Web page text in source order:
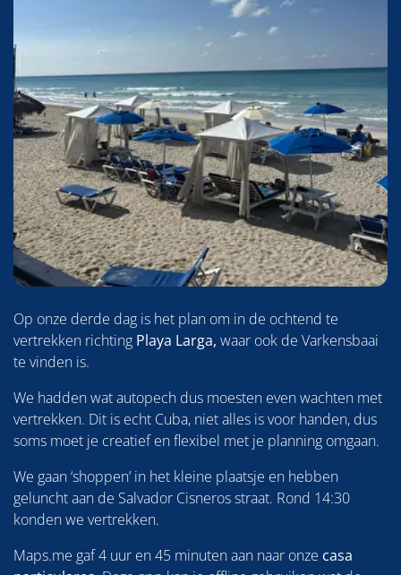
Op onze derde dag is het plan om in de ochtend te
vertrekken richting Playa Larga, waar ook de Varkensbaai
te vinden is.
We hadden wat autopech dus moesten even wachten met
vertrekken. Dit is echt Cuba, niet alles is voor handen, dus
soms moet je creatief en flexibel met je planning omgaan.
We gaan ‘shoppen’ in het kleine plaatsje en hebben
geluncht aan de Salvador Cisneros straat. Rond 14:30
konden we vertrekken.
Maps.me gaf 4 uur en 45 minuten aan naar onze casa